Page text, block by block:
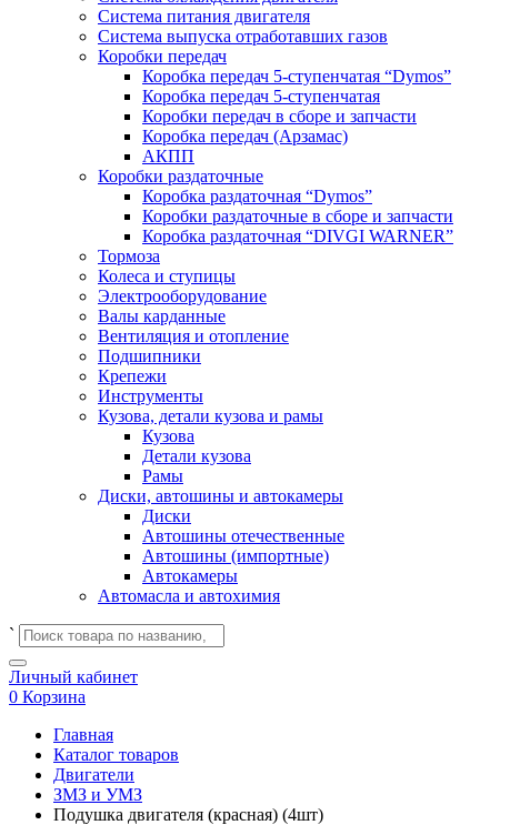
Система питания двигателя
Система выпуска отработавших газов
Коробки передач
Коробка передач 5-ступенчатая “Dymos”
Коробка передач 5-ступенчатая
Коробки передач в сборе и запчасти
Коробка передач (Арзамас)
АКПП
Коробки раздаточные
Коробка раздаточная “Dymos”
Коробки раздаточные в сборе и запчасти
Коробка раздаточная “DIVGI WARNER”
Тормоза
Колеса и ступицы
Электрооборудование
Валы карданные
Вентиляция и отопление
Подшипники
Крепежи
Инструменты
Кузова, детали кузова и рамы
Кузова
Детали кузова
Рамы
Диски, автошины и автокамеры
Диски
Автошины отечественные
Автошины (импортные)
Автокамеры
Автомасла и автохимия
`
Личный кабинет
0 Корзина
Главная
Каталог товаров
Двигатели
ЗМЗ и УМЗ
Подушка двигателя (красная) (4шт)